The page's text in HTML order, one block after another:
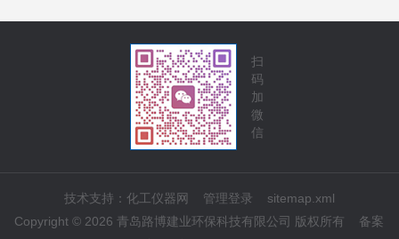
扫
码
加
微
信
技术支持： 化工仪器网 管理登录
sitemap.xml
Copyright © 2026 青岛路博建业环保科技有限公司 版权所有 备案